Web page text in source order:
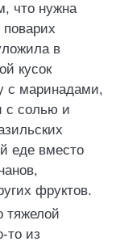
что нужна
в
кусок
с маринадами,
с солью и
еде вместо
фруктов.
тяжелой
то из